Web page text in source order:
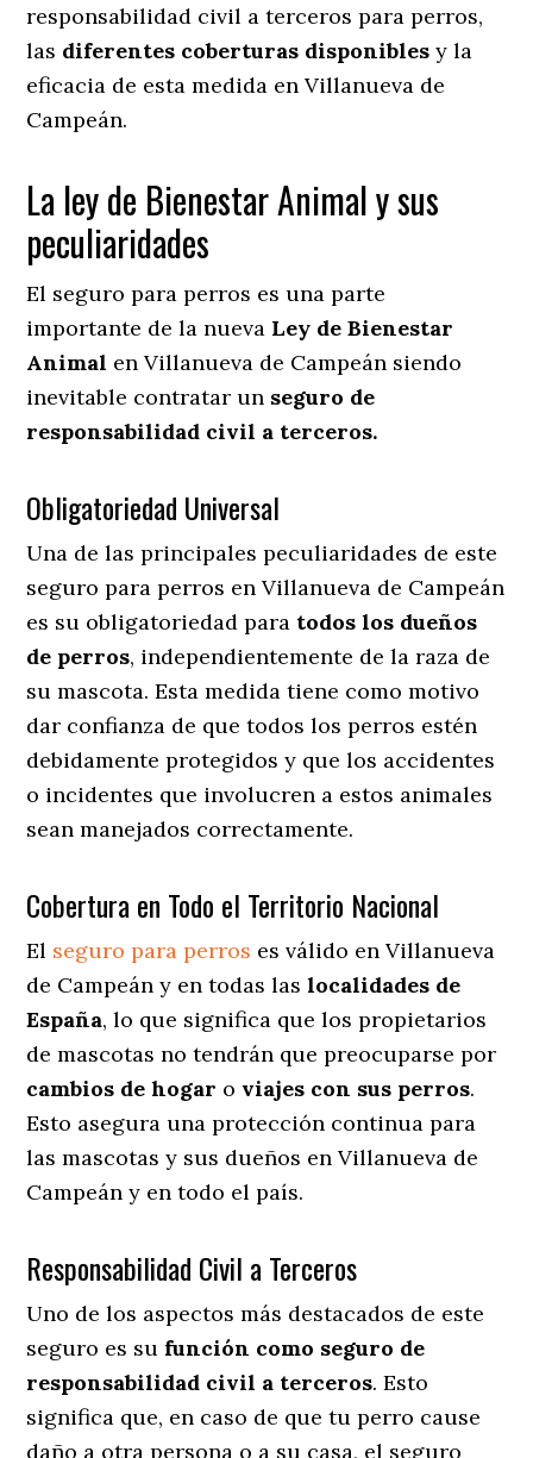
responsabilidad civil a terceros para perros,
las diferentes coberturas disponibles y la
eficacia de esta medida en Villanueva de
Campeán.
La ley de Bienestar Animal y sus
peculiaridades
El seguro para perros es una parte
importante de la nueva Ley de Bienestar
Animal en Villanueva de Campeán siendo
inevitable contratar un seguro de
responsabilidad civil a terceros.
Obligatoriedad Universal
Una de las principales peculiaridades de este
seguro para perros en Villanueva de Campeán
es su obligatoriedad para todos los dueños
de perros, independientemente de la raza de
su mascota. Esta medida tiene como motivo
dar confianza de que todos los perros estén
debidamente protegidos y que los accidentes
o incidentes que involucren a estos animales
sean manejados correctamente.
Cobertura en Todo el Territorio Nacional
El seguro para perros es válido en Villanueva
de Campeán y en todas laslocalidades de
España, lo que significa que los propietarios
de mascotas no tendrán que preocuparse por
cambios de hogar o viajes con sus perros.
Esto asegura una protección continua para
las mascotas y sus dueños en Villanueva de
Campeán y en todo el país.
Responsabilidad Civil a Terceros
Uno de los aspectos más destacados de este
seguro es su función como seguro de
responsabilidad civil a terceros. Esto
significa que, en caso de que tu perro cause
daño a otra persona o a su casa, el seguro